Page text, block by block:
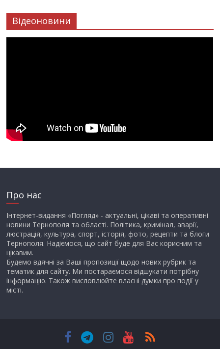
Відеоновини
Про нас
Інтернет-видання «Погляд» - актуальні, цікаві та оперативні
новини Тернополя та області. Політика, кримінал, аварії,
люстрація, культура, спорт, історія, фото, рецепти та блоги
Тернополя. Надіємося, що сайт буде для Вас корисним та
цікавим.
Будемо вдячні за Ваші пропозиції щодо нових рубрик та
тематик для сайту. Ми постараємося відшукати потрібну
інформацію. Також висловлюйте власні думки про події у
місті.